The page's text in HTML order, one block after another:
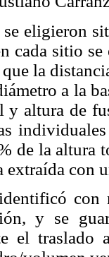
eligieron
cada sitio
la
a la
y altura de
de la altura
extraída con
y se
el traslado